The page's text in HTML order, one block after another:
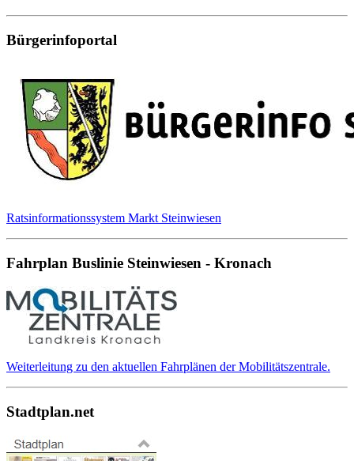
Bürgerinfoportal
Ratsinformationssystem Markt Steinwiesen
Fahrplan Buslinie Steinwiesen - Kronach
Weiterleitung zu den aktuellen Fahrplänen der Mobilitätszentrale.
Stadtplan.net